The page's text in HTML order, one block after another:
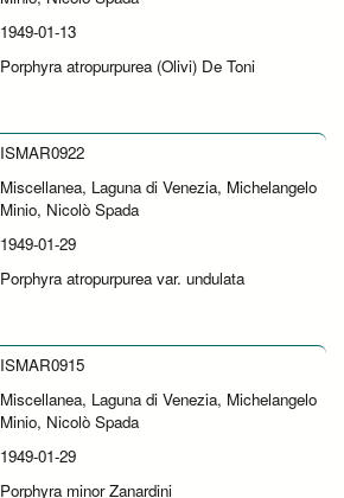
1949-01-13
Porphyra atropurpurea (Olivi) De Toni
ISMAR0922
Miscellanea, Laguna di Venezia, Michelangelo
Minio, Nicolò Spada
1949-01-29
Porphyra atropurpurea var. undulata
ISMAR0915
Miscellanea, Laguna di Venezia, Michelangelo
Minio, Nicolò Spada
1949-01-29
Porphyra minor Zanardini